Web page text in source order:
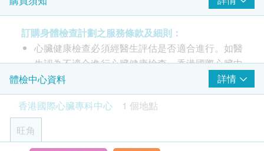
2 基本項目
基本健康評估
血壓
體質指標
身高
因。
冠心病的成因是膽固醇層在動脈（冠狀動脈）內壁
積聚，令負責供應心肌血液的動脈變窄，阻礙血液
流動，導致運動時出現心絞痛。
定期進行心臟健康檢查，及時發現問題，有助預防
心臟病風險
檢測流程：
訂購身體檢查計劃之服務條款及細則：
心臟健康檢查必須經醫生評估是否適合進行。如醫
生認為不適合進行心臟健康檢查，香港國際心臟中
心 將收取醫生診症費$850及已完成的檢查項目之
費用，餘額將退回客戶。
客戶收到由健康網購health.ESDlife寄出之確認成
2152 8526預約服務。
體檢中心資料
詳情
香港國際心臟專科中心
1 個地點
旺角